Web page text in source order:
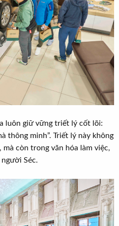
luôn giữ vững triết lý cốt lõi:
thông minh”. Triết lý này không
còn trong văn hóa làm việc,
Séc.